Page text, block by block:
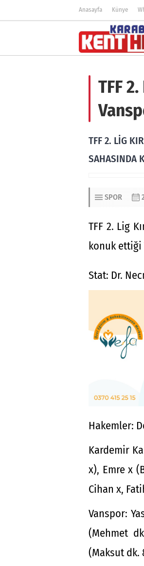
Anasayfa Künye
TFF
TFF 2. LİG
SAHASINDA
SPOR
TFF 2. Lig
konuk ettiği
Stat: Dr.
Hakemler:
Kardemir
x), Emre x
Cihan x,
Vanspor:
(Mehmet
(Maksut dk.